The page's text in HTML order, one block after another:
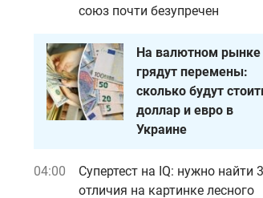
союз почти безупречен
На валютном рынке
грядут перемены:
сколько будут
доллар и евро в
Украине
04:00
Супертест на IQ: нужно найти 3
отличия на картинке лесного